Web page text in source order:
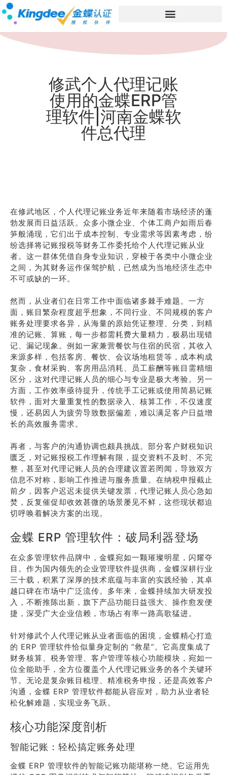
修武个人代理记账
使用的金蝶ERP管
理软件|河南金蝶软
件总代理
在修武地区，个人代理记账业务近年来随着市场经济的蓬
勃发展而日益活跃。众多小微企业、个体工商户如雨后春
笋般涌现，它们出于成本控制、专业需求等因素考虑，纷
纷选择将记账报税等财务工作委托给个人代理记账从业
者。这一群体凭借自身专业知识，穿梭于各类中小微企业
之间，为其财务运作保驾护航，已然成为当地经济生态中
不可或缺的一环。
然而，从业者们在日常工作中面临诸多棘手难题。一方
面，账目繁杂程度超乎想象，不同行业、不同规模的客户
账务处理要求各异，从海量的原始凭证整理、分类，到精
准的记账、算账，每一步都需耗费大量精力，极易出现错
记、漏记现象。例如一家兼营餐饮与住宿的民宿，其收入
来源多样，包括客房、餐饮、会议场地租赁等，成本构成
复杂，食材采购、客房用品消耗、员工薪酬等账目需精细
区分，这对代理记账人员的细心与专业是极大考验。另一
方面，工作效率亟待提升，传统手工记账或使用简易记账
软件，面对大量重复性的数据录入、核算工作，不仅速度
慢，还易因人为疲劳导致数据偏差，难以满足客户日益增
长的高效服务需求。
再者，与客户的沟通协调也颇具挑战。部分客户财税知识
匮乏，对记账报税工作理解有限，提交资料不及时、不完
整，甚至对代理记账人员的合理建议置若罔闻，导致双方
信息不对称，影响工作推进与服务质量。在纳税申报截止
前夕，因客户迟迟未提供关键发票，代理记账人员心急如
焚，反复催促却收效甚微的场景屡见不鲜，这些现状都迫
切呼唤着解决方案的出现。
金蝶 ERP 管理软件：破局利器登场
在众多管理软件品牌中，金蝶宛如一颗璀璨明星，闪耀夺
目。作为国内领先的企业管理软件提供商，金蝶深耕行业
三十载，积累了深厚的技术底蕴与丰富的实践经验，其卓
越口碑在市场中广泛流传。多年来，金蝶持续加大研发投
入，不断推陈出新，旗下产品功能日益强大、操作愈发便
捷，深受广大企业信赖，市场占有率一路高歌猛进。
针对修武个人代理记账从业者面临的困境，金蝶精心打造
的 ERP 管理软件恰似量身定制的 “救星”。它高度集成了
财务核算、税务管理、客户管理等核心功能模块，宛如一
位全能助手，全方位覆盖个人代理记账业务的各个关键环
节。无论是复杂账目梳理、精准税务申报，还是高效客户
沟通，金蝶 ERP 管理软件都能从容应对，助力从业者轻
松化解难题，实现业务飞跃。
核心功能深度剖析
智能记账：轻松搞定账务处理
金蝶 ERP 管理软件的智能记账功能堪称一绝。它运用先